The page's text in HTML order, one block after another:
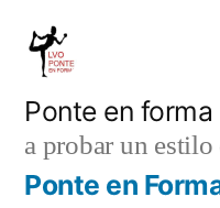
Saltar
contenido
Ponte en forma
a probar un
Ponte en